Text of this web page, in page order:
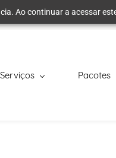
Ao continuar a acessar
Serviços Pacotes